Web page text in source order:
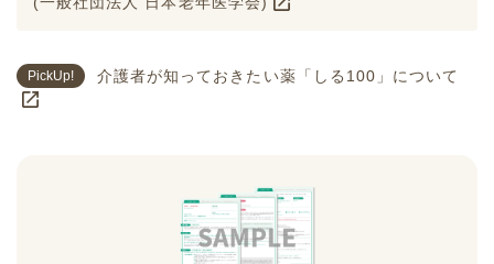
PickUp! 介護者が知っておきたい薬「しる100」について